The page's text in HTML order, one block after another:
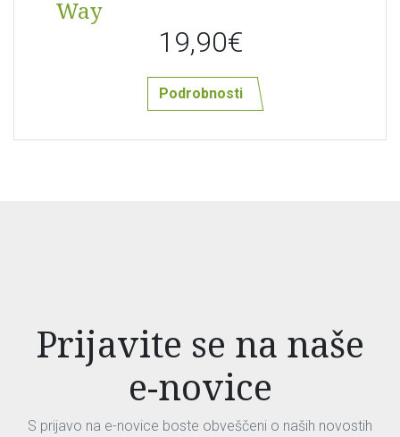
Way
19,90€
Podrobnosti
Prijavite se na naše
e-novice
S prijavo na e-novice boste obveščeni o naših novostih